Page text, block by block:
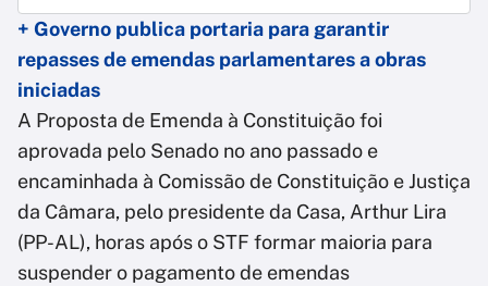
+ Governo publica portaria para garantir
repasses de emendas parlamentares a obras
iniciadas
A Proposta de Emenda à Constituição foi
aprovada pelo Senado no ano passado e
encaminhada à Comissão de Constituição e Justiça
da Câmara, pelo presidente da Casa, Arthur Lira
(PP-AL), horas após o STF formar maioria para
suspender o pagamento de emendas